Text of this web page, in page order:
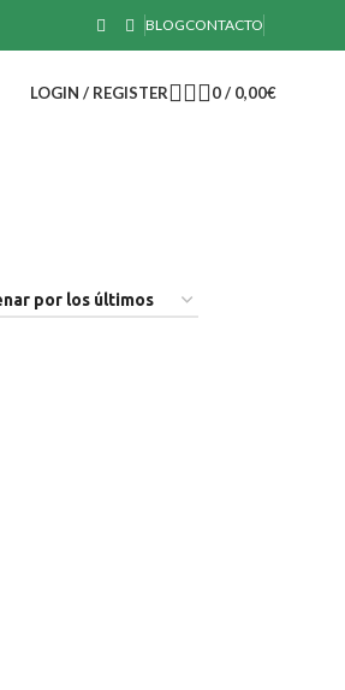
BLOGCONTACTO
LOGIN / REGISTER 0/ 0,00€